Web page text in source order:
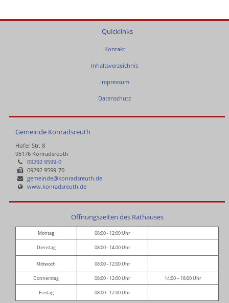
Quicklinks
Kontakt
Inhaltsverzeichnis
Impressum
Datenschutz
Gemeinde Konradsreuth
Hofer Str. 8
95176 Konradsreuth
09292 9599-0
09292 9599-70
gemeinde@konradsreuth.de
www.konradsreuth.de
Öffnungszeiten des Rathauses
Montag 08:00 - 12:00 Uhr
Dienstag 08:00 - 14:00 Uhr
Mittwoch 08:00 - 12:00 Uhr
Donnerstag 08:00 - 12:00 Uhr 14:00 – 18:00 Uhr
Freitag 08:00 - 12:00 Uhr